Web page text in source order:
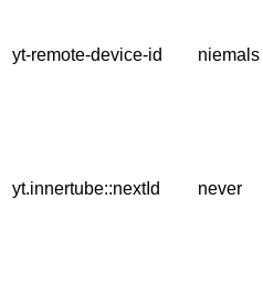
yt-remote-device-id niemals
yt.innertube::nextId never